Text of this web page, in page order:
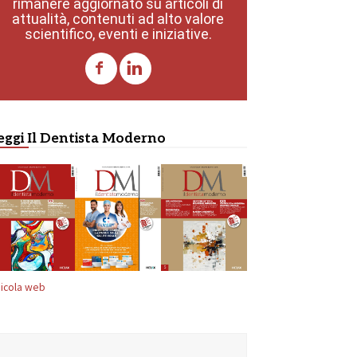
rimanere aggiornato su articoli di
attualità, contenuti ad alto valore
scientifico, eventi e iniziative.
Il Dentista Moderno
web